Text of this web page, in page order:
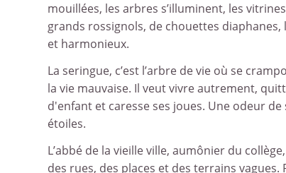
mouillées, les arbres s’illuminent, les
grands rossignols, de chouettes
et harmonieux.
La seringue, c’est l’arbre de vie où se
la vie mauvaise. Il veut vivre autrement,
d'enfant et caresse ses joues. Une odeur
étoiles.
L’abbé de la vieille ville, aumônier du
des rues, des places et des terrains